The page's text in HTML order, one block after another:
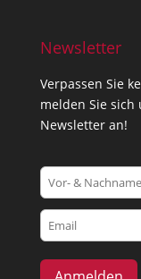
Newsletter
Verpassen Sie
melden Sie
Newsletter an!